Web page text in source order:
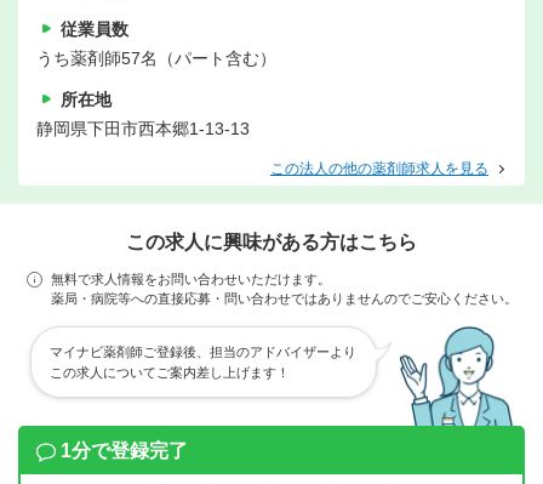
従業員数
うち薬剤師57名（パート含む）
所在地
静岡県下田市西本郷1-13-13
この法人の他の薬剤師求人を見る
この求人に興味がある方はこちら
無料で求人情報をお問い合わせいただけます。
薬局・病院等への直接応募・問い合わせではありませんのでご安心ください。
マイナビ薬剤師ご登録後、担当のアドバイザーより
この求人についてご案内差し上げます！
1分で登録完了